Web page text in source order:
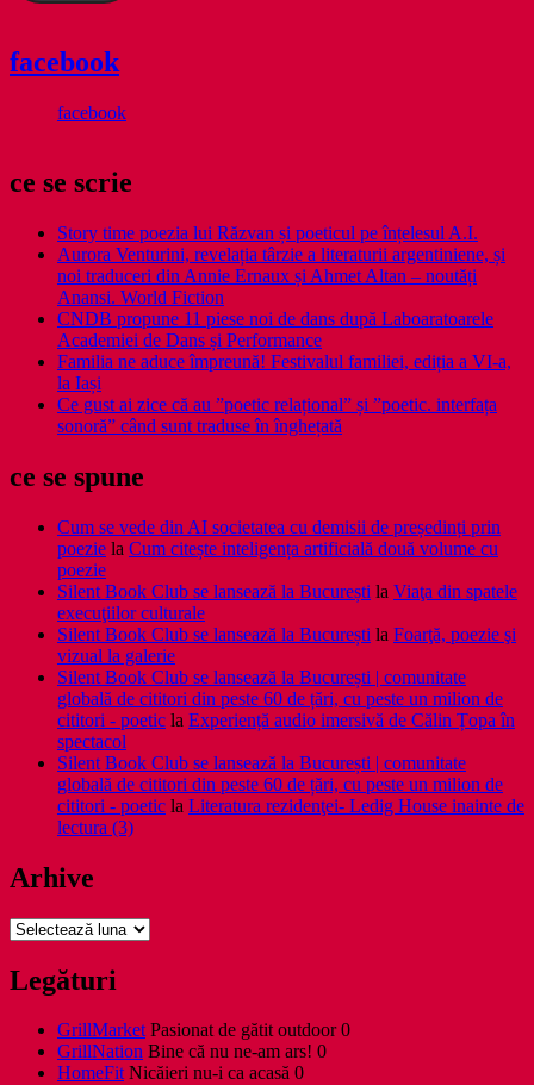
facebook
facebook
ce se scrie
Story time poezia lui Răzvan și poeticul pe înțelesul A.I.
Aurora Venturini, revelația târzie a literaturii argentiniene, și
noi traduceri din Annie Ernaux și Ahmet Altan – noutăți
Anansi. World Fiction
CNDB propune 11 piese noi de dans după Laboaratoarele
Academiei de Dans și Performance
Familia ne aduce împreună! Festivalul familiei, ediția a VI-a,
la Iași
Ce gust ai zice că au ”poetic relațional” și ”poetic. interfața
sonoră” când sunt traduse în înghețată
ce se spune
Cum se vede din AI societatea cu demisii de președinți prin
poezie la Cum citește inteligența artificială două volume cu
poezie
Silent Book Club se lansează la București la Viaţa din spatele
execuţiilor culturale
Silent Book Club se lansează la București la Foarţă, poezie şi
vizual la galerie
Silent Book Club se lansează la București | comunitate
globală de cititori din peste 60 de țări, cu peste un milion de
cititori - poetic la Experiență audio imersivă de Călin Țopa în
spectacol
Silent Book Club se lansează la București | comunitate
globală de cititori din peste 60 de țări, cu peste un milion de
cititori - poetic la Literatura rezidenţei- Ledig House inainte de
lectura (3)
Arhive
Arhive
Legături
GrillMarketPasionat de gătit outdoor 0
GrillNation Bine că nu ne-am ars! 0
HomeFitNicăieri nu-i ca acasă 0